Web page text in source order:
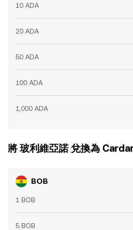
10 ADA
20 ADA
50 ADA
100 ADA
1,000 ADA
將 玻利維亞諾 兌換為
BOB
1 BOB
5 BOB